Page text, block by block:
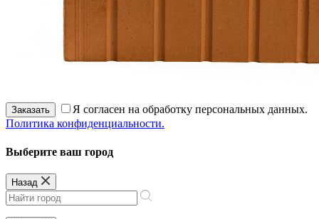
Заказать
Я согласен на обработку персональных данных.
Политика конфиденциальности.
Выберите ваш город
Назад